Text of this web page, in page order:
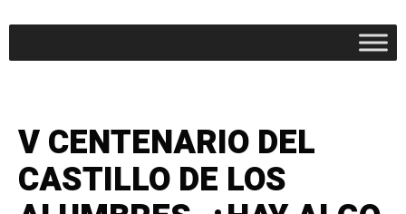
V CENTENARIO DEL
CASTILLO DE LOS